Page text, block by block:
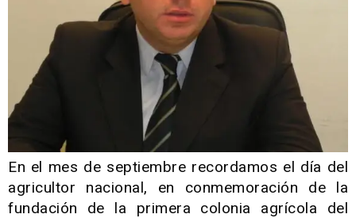
En el mes de septiembre recordamos el día del
agricultor nacional, en conmemoración de la
fundación de la primera colonia agrícola del